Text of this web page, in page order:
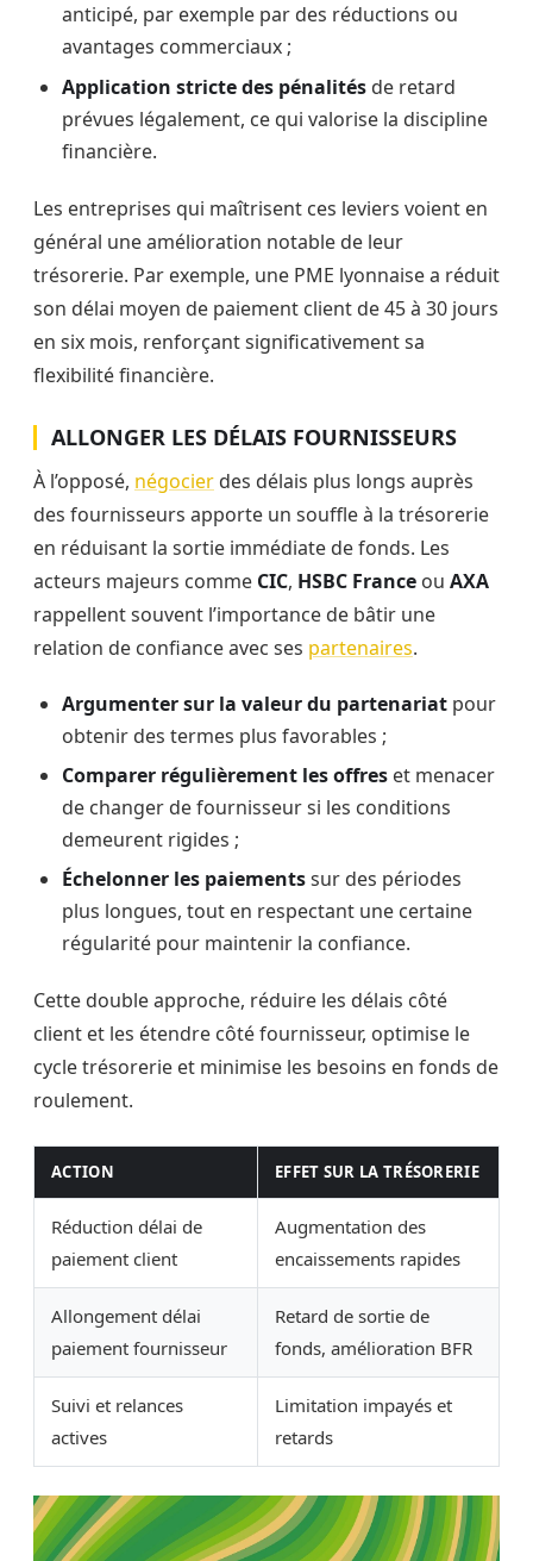
anticipé, par exemple par des réductions ou
avantages commerciaux ;
Application stricte des pénalités de retard
prévues légalement, ce qui valorise la discipline
financière.
Les entreprises qui maîtrisent ces leviers voient en
général une amélioration notable de leur
trésorerie. Par exemple, une PME lyonnaise a réduit
son délai moyen de paiement client de 45 à 30 jours
en six mois, renforçant significativement sa
flexibilité financière.
ALLONGER LES DÉLAIS FOURNISSEURS
À l’opposé, négocier des délais plus longs auprès
des fournisseurs apporte un souffle à la trésorerie
en réduisant la sortie immédiate de fonds. Les
acteurs majeurs comme CIC, HSBC France ou AXA
rappellent souvent l’importance de bâtir une
relation de confiance avec ses partenaires.
Argumenter sur la valeur du partenariat pour
obtenir des termes plus favorables ;
Comparer régulièrement les offres et menacer
de changer de fournisseur si les conditions
demeurent rigides ;
Échelonner les paiementssur des périodes
plus longues, tout en respectant une certaine
régularité pour maintenir la confiance.
Cette double approche, réduire les délais côté
client et les étendre côté fournisseur, optimise le
cycle trésorerie et minimise les besoins en fonds de
roulement.
ACTION EFFET SUR LA TRÉSORERIE
Réduction délai de
paiement client
Augmentation des
encaissements rapides
Allongement délai
paiement fournisseur
Retard de sortie de
fonds, amélioration BFR
Suivi et relances
actives
Limitation impayés et
retards